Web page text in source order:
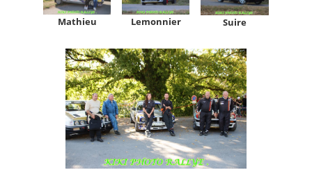
Mathieu Lemonnier Suire